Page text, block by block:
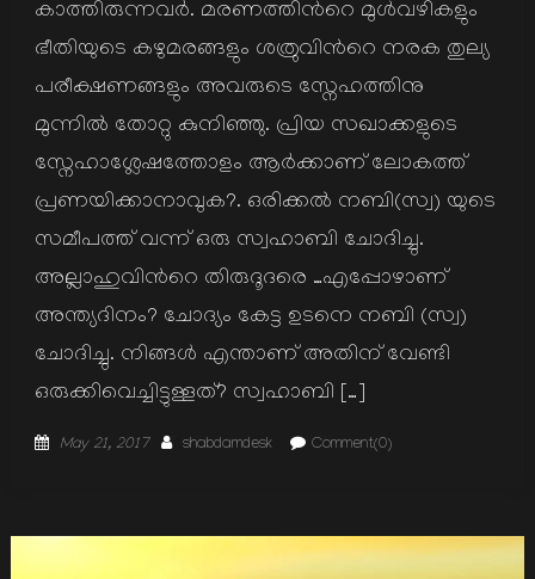
കാത്തിരുന്നവര്‍. മരണത്തിന്‍റെ മുള്‍വഴികളും
ഭീതിയുടെ കഴുമരങ്ങളും ശത്രുവിന്‍റെ നരക തുല്യ
പരീക്ഷണങ്ങളും അവരുടെ സ്നേഹത്തിനു
മുന്നില്‍ തോറ്റു കുനിഞ്ഞു. പ്രിയ സഖാക്കളുടെ
സ്നേഹാശ്ലേഷത്തോളം ആര്‍ക്കാണ് ലോകത്ത്
പ്രണയിക്കാനാവുക?. ഒരിക്കല്‍ നബി(സ്വ) യുടെ
സമീപത്ത് വന്ന് ഒരു സ്വഹാബി ചോദിച്ചു.
അല്ലാഹുവിന്‍റെ തിരുദൂദരെ …എപ്പോഴാണ്
അന്ത്യദിനം? ചോദ്യം കേട്ട ഉടനെ നബി (സ്വ)
ചോദിച്ചു. നിങ്ങള്‍ എന്താണ് അതിന് വേണ്ടി
ഒരുക്കിവെച്ചിട്ടുള്ളത്? സ്വഹാബി […]
Posted
May 21, 2017 Author
shabdamdesk Comment(0)